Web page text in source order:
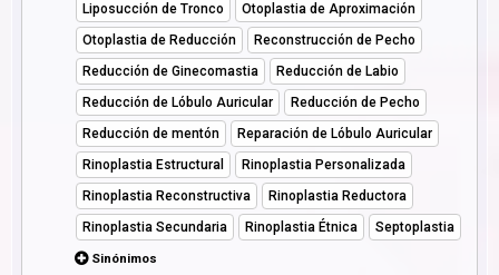
Liposucción de Tronco
Otoplastia de Aproximación
Otoplastia de Reducción
Reconstrucción de Pecho
Reducción de Ginecomastia
Reducción de Labio
Reducción de Lóbulo Auricular
Reducción de Pecho
Reducción de mentón
Reparación de Lóbulo Auricular
Rinoplastia Estructural
Rinoplastia Personalizada
Rinoplastia Reconstructiva
Rinoplastia Reductora
Rinoplastia Secundaria
Rinoplastia Étnica
Septoplastia
Sinónimos